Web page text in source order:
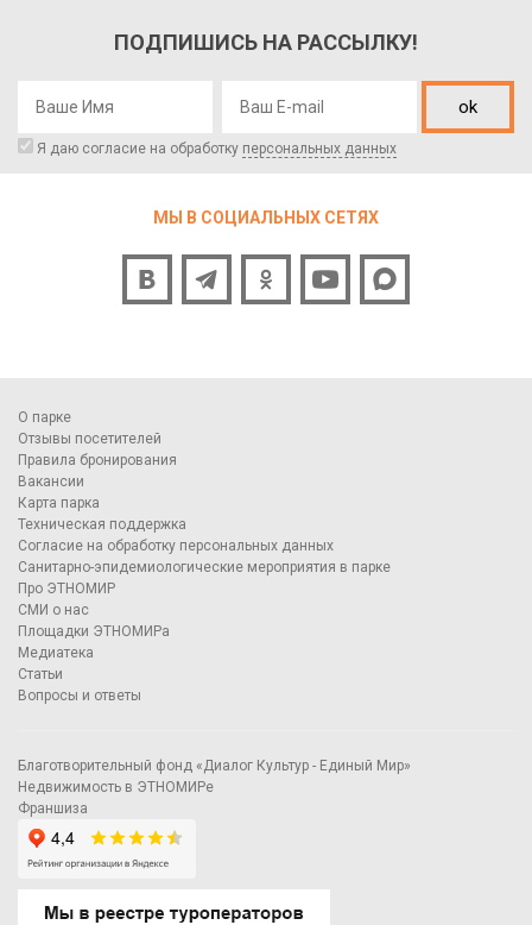
ПОДПИШИСЬ НА РАССЫЛКУ!
ok
Я даю согласие на обработку персональных данных
МЫ В СОЦИАЛЬНЫХ СЕТЯХ
О парке
Отзывы посетителей
Правила бронирования
Вакансии
Карта парка
Техническая поддержка
Согласие на обработку персональных данных
Санитарно-эпидемиологические мероприятия в парке
Про ЭТНОМИР
СМИ о нас
Площадки ЭТНОМИРа
Медиатека
Статьи
Вопросы и ответы
Благотворительный фонд «Диалог Культур - Единый Мир»
Недвижимость в ЭТНОМИРе
Франшиза